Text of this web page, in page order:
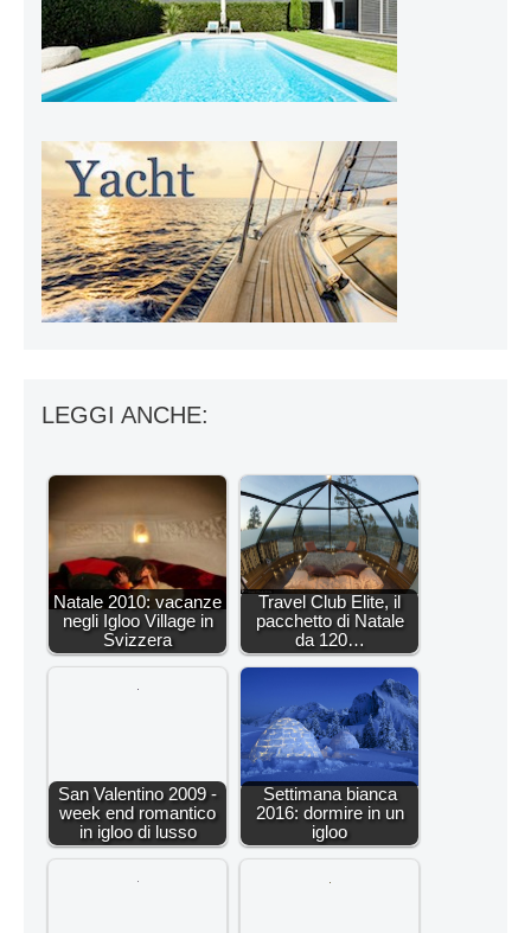
LEGGI ANCHE:
Natale 2010: vacanze
negli Igloo Village in
Svizzera
Travel Club Elite, il
pacchetto di Natale
da 120…
San Valentino 2009 -
week end romantico
in igloo di lusso
Settimana bianca
2016: dormire in un
igloo